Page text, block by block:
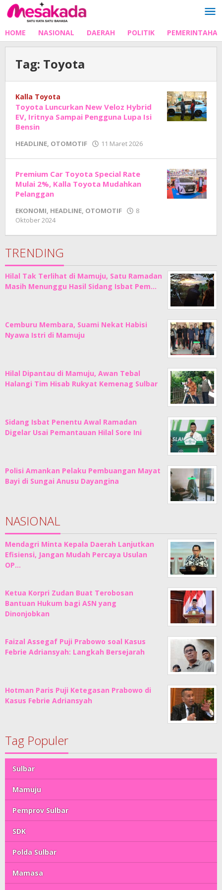
Lewati
ke
HOME NASIONAL DAERAH POLITIK
Tag: Toyota
Kalla Toyota
Toyota Luncurkan New Veloz Hybrid
EV, Iritnya Sampai Pengguna Lupa Isi
Bensin
HEADLINE, OTOMOTIF 11 Maret 2026
Junaedi
Sholat
Premium Car Toyota Special Rate
Mulai 2%, Kalla Toyota Mudahkan
Pelanggan
EKONOMI, HEADLINE, OTOMOTIF
8
Oktober 2024
Junaedi
Sholat
TRENDING
Hilal Tak Terlihat di Mamuju, Satu Ramadan
Masih Menunggu Hasil Sidang Isbat Pem…
Cemburu Membara, Suami Nekat Habisi
Nyawa Istri di Mamuju
Hilal Dipantau di Mamuju, Awan Tebal
Halangi Tim Hisab Rukyat Kemenag Sulbar
Sidang Isbat Penentu Awal Ramadan
Digelar Usai Pemantauan Hilal Sore Ini
Polisi Amankan Pelaku Pembuangan Mayat
Bayi di Sungai Anusu Dayangina
NASIONAL
Mendagri Minta Kepala Daerah Lanjutkan
Efisiensi, Jangan Mudah Percaya Usulan
OP…
Ketua Korpri Zudan Buat Terobosan
Bantuan Hukum bagi ASN yang
Dinonjobkan
Faizal Assegaf Puji Prabowo soal Kasus
Febrie Adriansyah: Langkah Bersejarah
Hotman Paris Puji Ketegasan Prabowo di
Kasus Febrie Adriansyah
Tag Populer
Sulbar
Mamuju
Pemprov Sulbar
SDK
Polda Sulbar
Mamasa